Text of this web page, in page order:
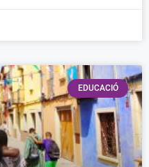
EDUCACIÓ